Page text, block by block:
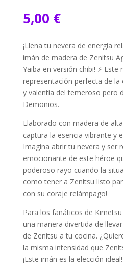
5,00 €
¡Llena tu nevera de energía
imán de madera de Zenitsu
Yaiba en versión chibi! ⚡
representación perfecta de la
y valentía del temeroso pero
Demonios.
Elaborado con madera de
captura la esencia vibrante y
Imagina abrir tu nevera y ser
emocionante de este héroe
poderoso rayo cuando la
como tener a Zenitsu listo
con su coraje relámpago!
Para los fanáticos de
una manera divertida de
de Zenitsu a tu cocina.
la misma intensidad que
¡Este imán es la elección